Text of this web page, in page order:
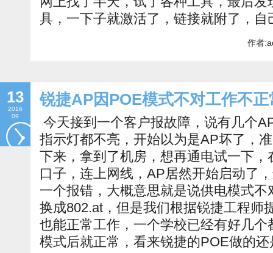
具，一下子就激活了，链接就附了，自
作者
13
2016
09
锐捷AP因POE模式不对工作不正
今天接到一个客户报故障，说有几个
指示灯都不亮，开始以为是AP坏了，
下来，拿到了机房，想再通电试一下
口子，连上网线，AP居然开始启动了
一个报错，大概意思就是说供电模式
换成802.at，但是我们根据锐捷工程师
也能正常工作，一个学校已经有好几
模式后就正常，看来锐捷的POE做的